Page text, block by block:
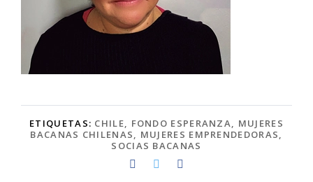
ETIQUETAS: CHILE, FONDO ESPERANZA, MUJERES
BACANAS CHILENAS, MUJERES EMPRENDEDORAS,
SOCIAS BACANAS